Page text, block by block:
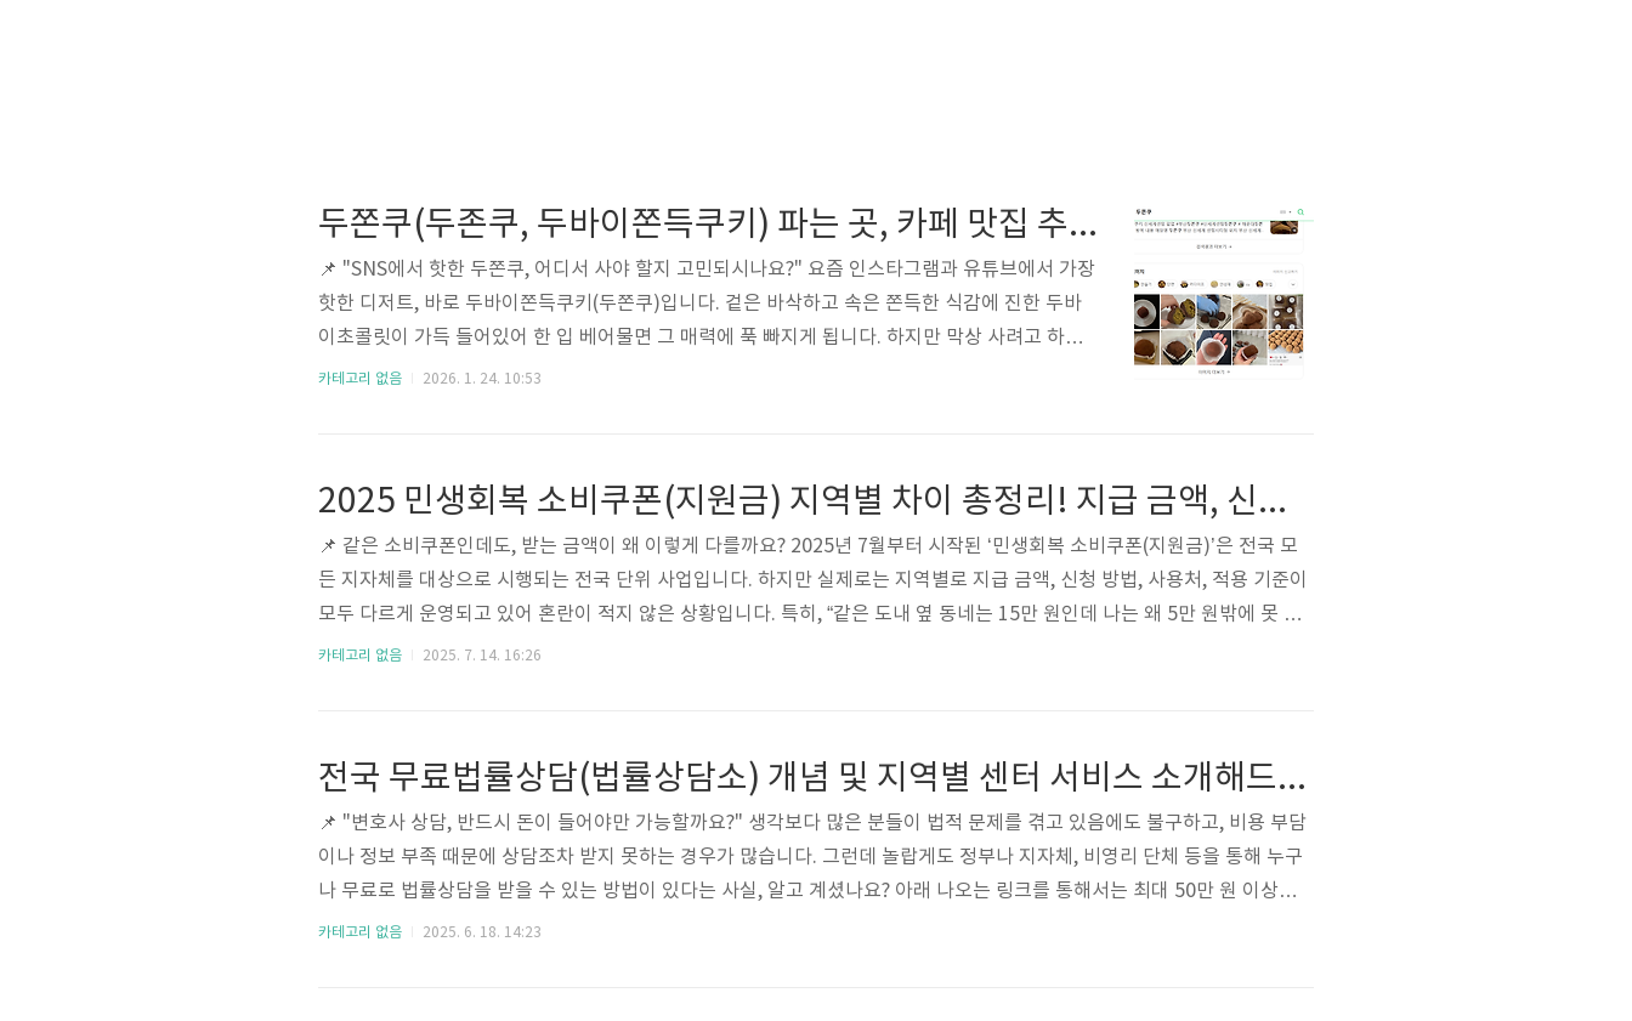
두쫀쿠(두존쿠, 두바이쫀득쿠키) 파는 곳, 카페 맛집 추천, 예약 방법, 저렴한 곳 가격, 후기 정보 총정리
📌 "SNS에서 핫한 두쫀쿠, 어디서 사야 할지 고민되시나요?" 요즘 인스타그램과 유튜브에서 가장
핫한 디저트, 바로 두바이쫀득쿠키(두쫀쿠)입니다. 겉은 바삭하고 속은 쫀득한 식감에 진한 두바
이초콜릿이 가득 들어있어 한 입 베어물면 그 매력에 푹 빠지게 됩니다. 하지만 막상 사려고 하면
어디서 파는지, 예약은 어떻게 하는지, 가격은 얼마인지 찾기가 쉽지 않죠. 이번 글에서는 두쫀쿠
두바이에서..
카테고리 없음 2026. 1. 24. 10:53
2025 민생회복 소비쿠폰(지원금) 지역별 차이 총정리! 지급 금액, 신청 조건, 사용처 꼭 확인해야 하는 이유
📌 같은 소비쿠폰인데도, 받는 금액이 왜 이렇게 다를까요? 2025년 7월부터 시작된 ‘민생회복 소비쿠폰(지원금)’은 전국 모
든 지자체를 대상으로 시행되는 전국 단위 사업입니다. 하지만 실제로는 지역별로 지급 금액, 신청 방법, 사용처, 적용 기준이
모두 다르게 운영되고 있어 혼란이 적지 않은 상황입니다. 특히, “같은 도내 옆 동네는 15만 원인데 나는 왜 5만 원밖에 못 받
는지”에 대한 문의가 많습니다. 이 글에서는 지역별 민생회복 소비쿠폰 차이점과 함께, 헷갈리기 쉬운 오해 포인트를 정리해
카테고리 없음 2025. 7. 14. 16:26
전국 무료법률상담(법률상담소) 개념 및 지역별 센터 서비스 소개해드림!
📌 "변호사 상담, 반드시 돈이 들어야만 가능할까요?" 생각보다 많은 분들이 법적 문제를 겪고 있음에도 불구하고, 비용 부담
이나 정보 부족 때문에 상담조차 받지 못하는 경우가 많습니다. 그런데 놀랍게도 정부나 지자체, 비영리 단체 등을 통해 누구
나 무료로 법률상담을 받을 수 있는 방법이 있다는 사실, 알고 계셨나요? 아래 나오는 링크를 통해서는 최대 50만 원 이상의
돈을 아낄 수 있는 무료법률상담센터, 법률상담소에 대한 내용을 접하실 수 있습니다. 지역별 무료상담센터 확인 ✅ 무료법률
카테고리 없음 2025. 6. 18. 14:23